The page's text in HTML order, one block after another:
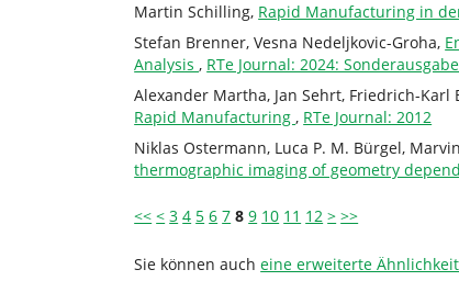
Martin Schilling, Rapid Manufacturing in
Stefan Brenner, Vesna Nedeljkovic-Groha,
Analysis, RTe Journal: 2024:
Alexander Martha, Jan Sehrt, Friedrich-Karl
Rapid Manufacturing, RTe Journal: 2012
Niklas Ostermann, Luca P. M. Bürgel,
thermographic imaging of geometry
<< < 3 4 5 6 7 8 9 10 11 12 > >>
Sie können aucheine erweiterte